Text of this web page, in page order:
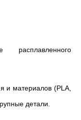
расплавленного
и материалов (PLA,
детали.